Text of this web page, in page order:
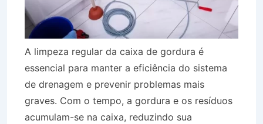
A limpeza regular da caixa de gordura é
essencial para manter a eficiência do sistema
de drenagem e prevenir problemas mais
graves. Com o tempo, a gordura e os resíduos
acumulam-se na caixa, reduzindo sua